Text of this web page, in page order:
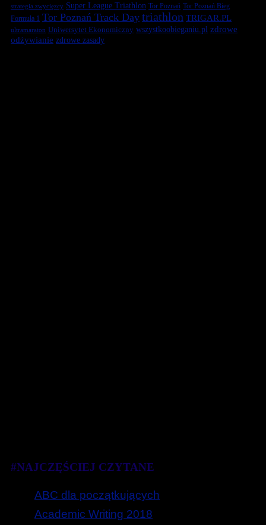
strategia zwycięzcy Super League Triathlon Tor Poznań Tor Poznań Bieg
Formuła 1 Tor Poznań Track Day triathlon TRIGAR.PL
ultramaraton Uniwersytet Ekonomiczny wszystkoobieganiu.pl zdrowe
odżywianie zdrowe zasady
#NAJCZĘŚCIEJ CZYTANE
ABC dla początkujących
Academic Writing 2018